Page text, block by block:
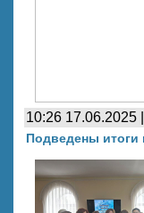
10:26 17.06.2025
Подведены итоги